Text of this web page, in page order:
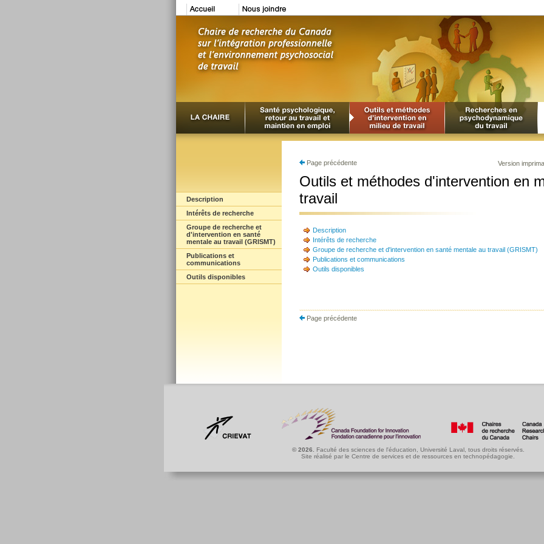
Description
Intérêts de recherche
Groupe de recherche et
d'intervention en santé
mentale au travail (GRISMT)
Publications et
communications
Outils disponibles
Page précédente Version
Outils et méthodes d'intervention en
travail
Description
Intérêts de recherche
Groupe de recherche et d'intervention en santé mentale au travail (GRISMT)
Publications et communications
Outils disponibles
Page précédente
© 2026. Faculté des sciences de l'éducation Université Laval, tous droits réservés.
Site réalisé par le Centre de services et de ressources en technopédagogie